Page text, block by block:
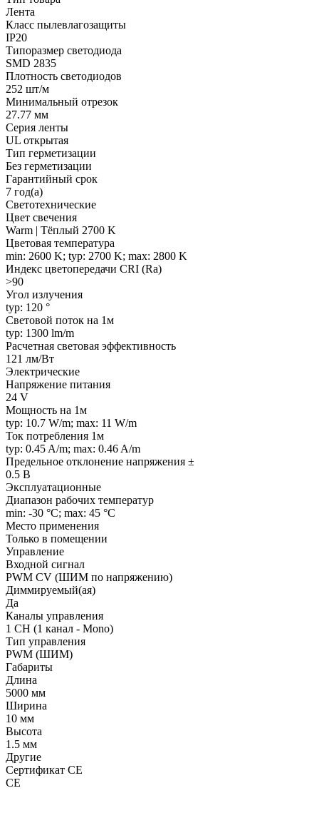
Лента
Класс пылевлагозащиты
IP20
Типоразмер светодиода
SMD 2835
Плотность светодиодов
252 шт/м
Минимальный отрезок
27.77 мм
Серия ленты
UL открытая
Тип герметизации
Без герметизации
Гарантийный срок
7 год(а)
Светотехнические
Цвет свечения
Warm | Тёплый 2700 K
Цветовая температура
min: 2600 K; typ: 2700 K; max: 2800 K
Индекс цветопередачи CRI (Ra)
>90
Угол излучения
typ: 120 °
Световой поток на 1м
typ: 1300 lm/m
Расчетная световая эффективность
121 лм/Вт
Электрические
Напряжение питания
24 V
Мощность на 1м
typ: 10.7 W/m; max: 11 W/m
Ток потребления 1м
typ: 0.45 A/m; max: 0.46 A/m
Предельное отклонение напряжения ±
0.5 В
Эксплуатационные
Диапазон рабочих температур
min: -30 °C; max: 45 °C
Место применения
Только в помещении
Управление
Входной сигнал
PWM СV (ШИМ по напряжению)
Диммируемый(ая)
Да
Каналы управления
1 CH (1 канал - Mono)
Тип управления
PWM (ШИМ)
Габариты
Длина
5000 мм
Ширина
10 мм
Высота
1.5 мм
Другие
Сертификат CE
CE